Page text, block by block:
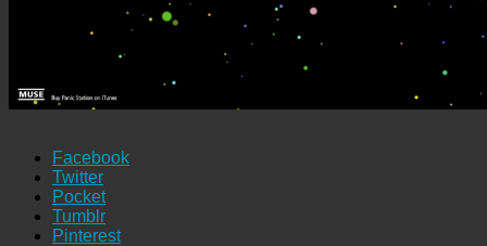
Facebook
Twitter
Pocket
Tumblr
Pinterest